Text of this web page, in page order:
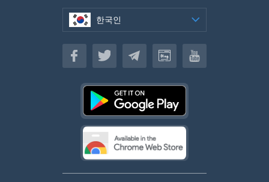
한국인
한국인